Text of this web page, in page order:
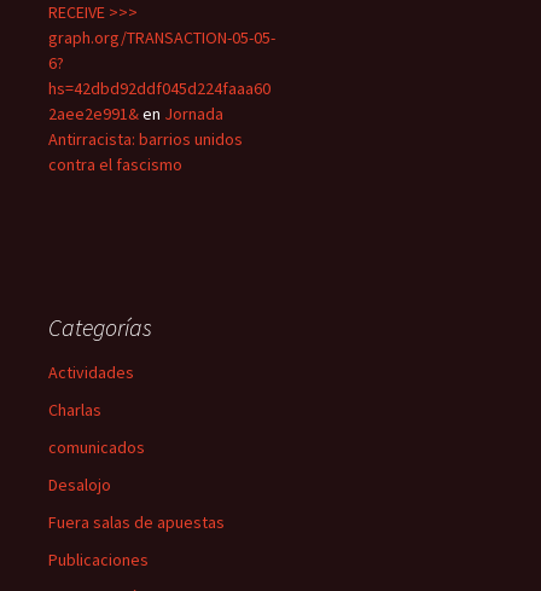
RECEIVE >>>
graph.org/TRANSACTION-05-05-
6?
hs=42dbd92ddf045d224faaa60
2aee2e991&en Jornada
Antirracista: barrios unidos
contra el fascismo
Categorías
Actividades
Charlas
comunicados
Desalojo
Fuera salas de apuestas
Publicaciones